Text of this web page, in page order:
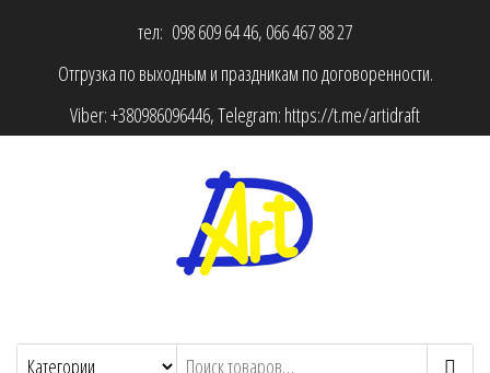
тел: 098 609 64 46, 066 467 88 27
Отгрузка по выходным и праздникам по договоренности.
Viber:+380986096446, Telegram: https://t.me/artidraft